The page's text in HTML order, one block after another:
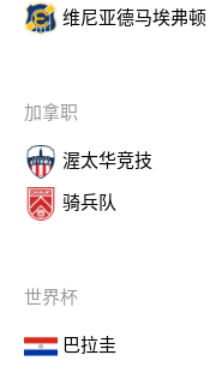
维尼亚德马埃弗顿
加拿职
渥太华竞技
骑兵队
世界杯
巴拉圭